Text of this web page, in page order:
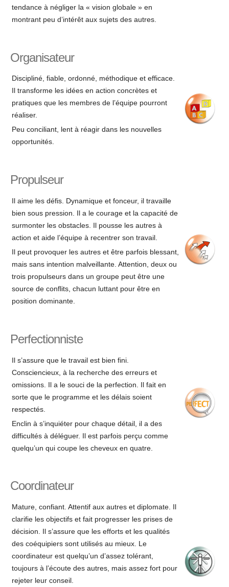
tendance à négliger la « vision globale » en
montrant peu d’intérêt aux sujets des autres.
Organisateur
Discipliné, fiable, ordonné, méthodique et efficace.
Il transforme les idées en action concrètes et
pratiques que les membres de l’équipe pourront
réaliser.
Peu conciliant, lent à réagir dans les nouvelles
opportunités.
Propulseur
Il aime les défis. Dynamique et fonceur, il travaille
bien sous pression. Il a le courage et la capacité de
surmonter les obstacles. Il pousse les autres à
action et aide l’équipe à recentrer son travail.
Il peut provoquer les autres et être parfois blessant,
mais sans intention malveillante. Attention, deux ou
trois propulseurs dans un groupe peut être une
source de conflits, chacun luttant pour être en
position dominante.
Perfectionniste
Il s’assure que le travail est bien fini.
Consciencieux, à la recherche des erreurs et
omissions. Il a le souci de la perfection. Il fait en
sorte que le programme et les délais soient
respectés.
Enclin à s’inquiéter pour chaque détail, il a des
difficultés à déléguer. Il est parfois perçu comme
quelqu’un qui coupe les cheveux en quatre.
Coordinateur
Mature, confiant. Attentif aux autres et diplomate. Il
clarifie les objectifs et fait progresser les prises de
décision. Il s’assure que les efforts et les qualités
des coéquipiers sont utilisés au mieux. Le
coordinateur est quelqu’un d’assez tolérant,
toujours à l’écoute des autres, mais assez fort pour
rejeter leur conseil.